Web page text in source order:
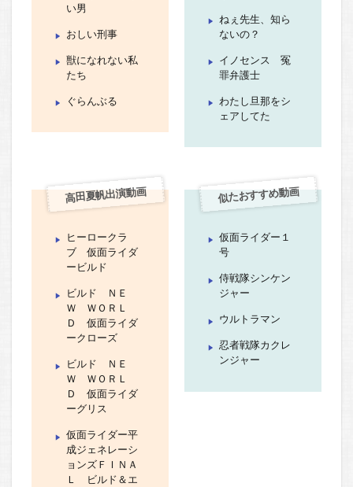
い男
おしい刑事
獣になれない私
たち
ぐらんぶる
ねぇ先生、知ら
ないの？
イノセンス 冤
罪弁護士
わたし旦那をシ
ェアしてた
高田夏帆出演動画
ヒーロークラ
ブ 仮面ライダ
ービルド
ビルド ＮＥ
Ｗ ＷＯＲＬ
Ｄ 仮面ライダ
ークローズ
ビルド ＮＥ
Ｗ ＷＯＲＬ
Ｄ 仮面ライダ
ーグリス
仮面ライダー平
成ジェネレーシ
ョンズＦＩＮＡ
Ｌ ビルド＆エ
似たおすすめ動画
仮面ライダー１
号
侍戦隊シンケン
ジャー
ウルトラマン
忍者戦隊カクレ
ンジャー